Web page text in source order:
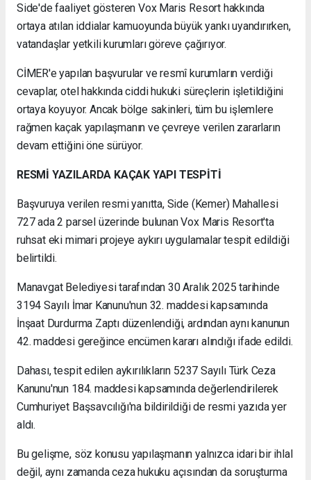
Side'de faaliyet gösteren Vox Maris Resort hakkında
ortaya atılan iddialar kamuoyunda büyük yankı uyandırırken,
vatandaşlar yetkili kurumları göreve çağırıyor.
CİMER'e yapılan başvurular ve resmî kurumların verdiği
cevaplar, otel hakkında ciddi hukuki süreçlerin işletildiğini
ortaya koyuyor. Ancak bölge sakinleri, tüm bu işlemlere
rağmen kaçak yapılaşmanın ve çevreye verilen zararların
devam ettiğini öne sürüyor.
RESMİ YAZILARDA KAÇAK YAPI TESPİTİ
Başvuruya verilen resmi yanıtta, Side (Kemer) Mahallesi
727 ada 2 parsel üzerinde bulunan Vox Maris Resort'ta
ruhsat eki mimari projeye aykırı uygulamalar tespit edildiği
belirtildi.
Manavgat Belediyesi tarafından 30 Aralık 2025 tarihinde
3194 Sayılı İmar Kanunu'nun 32. maddesi kapsamında
İnşaat Durdurma Zaptı düzenlendiği, ardından aynı kanunun
42. maddesi gereğince encümen kararı alındığı ifade edildi.
Dahası, tespit edilen aykırılıkların 5237 Sayılı Türk Ceza
Kanunu'nun 184. maddesi kapsamında değerlendirilerek
Cumhuriyet Başsavcılığı'na bildirildiği de resmi yazıda yer
aldı.
Bu gelişme, söz konusu yapılaşmanın yalnızca idari bir ihlal
değil, aynı zamanda ceza hukuku açısından da soruşturma